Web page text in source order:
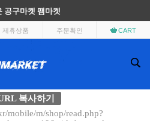
공구마켓 팸마켓
제휴상품 주문확인 CART
복사하기